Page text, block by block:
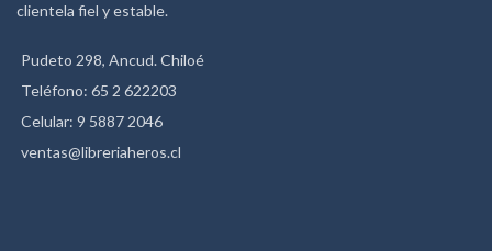
clientela fiel y estable.
Pudeto 298, Ancud. Chiloé
Teléfono: 65 2 622203
Celular: 9 5887 2046
ventas@libreriaheros.cl